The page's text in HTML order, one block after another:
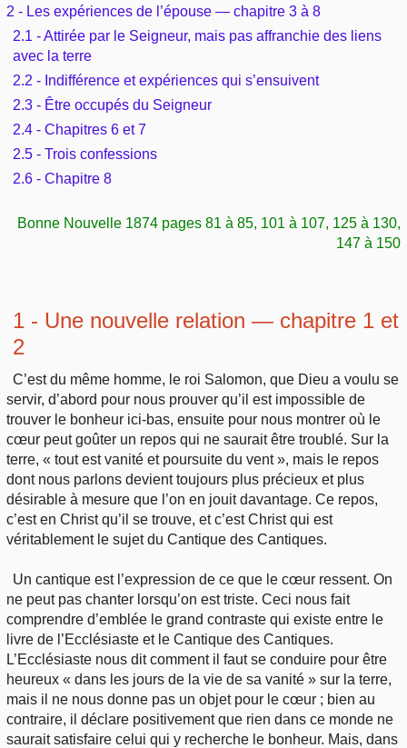
Autres sites chrétiens
Paramètres
Rechercher (concordance)
Au sujet de la Bible
Études et commentaires par passage
Versets Classés
Dieu
La Bible
L'Évangile, le Salut
Mort, résurrection
Vie pratique
Mariage, famille
Sujets de A à Z
Personnages bibliques
Commentaires journaliers
Rechercher dans le site
Sujets de A à Z
Ouvrages de A à Z
Auteurs de A à Z
Études et commentaires par passage
Dictionnaires bibliques
En bref
Sommaires
Aperçus Livres de la Bible
Autres FAQ
2 - Les expériences de l’épouse — chapitre 3 à 8
2.1 - Attirée par le Seigneur, mais pas affranchie des liens
avec la terre
2.2 - Indifférence et expériences qui s’ensuivent
2.3 - Être occupés du Seigneur
2.4 - Chapitres 6 et 7
2.5 - Trois confessions
2.6 - Chapitre 8
Bonne Nouvelle 1874 pages 81 à 85, 101 à 107, 125 à 130,
147 à 150
1 - Une nouvelle relation — chapitre 1 et
2
C’est du même homme, le roi Salomon, que Dieu a voulu se
servir, d’abord pour nous prouver qu’il est impossible de
trouver le bonheur ici-bas, ensuite pour nous montrer où le
cœur peut goûter un repos qui ne saurait être troublé. Sur la
terre, « tout est vanité et poursuite du vent », mais le repos
dont nous parlons devient toujours plus précieux et plus
désirable à mesure que l’on en jouit davantage. Ce repos,
c’est en Christ qu’il se trouve, et c’est Christ qui est
véritablement le sujet du Cantique des Cantiques.
Un cantique est l’expression de ce que le cœur ressent. On
ne peut pas chanter lorsqu’on est triste. Ceci nous fait
comprendre d’emblée le grand contraste qui existe entre le
livre de l’Ecclésiaste et le Cantique des Cantiques.
L’Ecclésiaste nous dit comment il faut se conduire pour être
heureux « dans les jours de la vie de sa vanité » sur la terre,
mais il ne nous donne pas un objet pour le cœur ; bien au
contraire, il déclare positivement que rien dans ce monde ne
saurait satisfaire celui qui y recherche le bonheur. Mais, dans